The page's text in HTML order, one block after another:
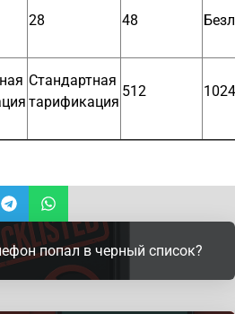
28 48
Стандартная
тарификация
512 1024
попал в черный список?